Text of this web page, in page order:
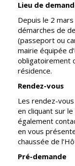
Journal
municipal
Actualités
Agenda
Fil de l'info
Lieu de
Depuis le 2
démarches de
(passeport ou
mairie équipée
obligatoirement
résidence.
Rendez-vous
Les rendez-
en cliquant sur
également
en vous
chaussée de
Pré-demande